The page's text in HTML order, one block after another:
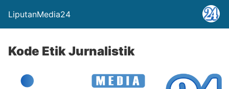
LiputanMedia24
Kode Etik Jurnalistik